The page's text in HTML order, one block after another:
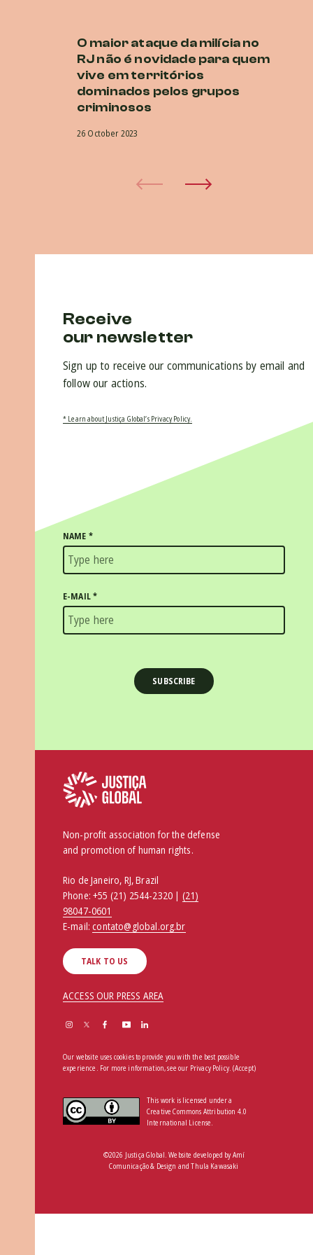
O maior ataque da milícia no
RJ não é novidade para quem
vive em territórios
dominados pelos grupos
criminosos
26 October 2023
Receive
our newsletter
Sign up to receive our communications by email and
follow our actions.
* Learn about Justiça Global’s Privacy Policy.
NAME *
E-MAIL*
Non-profit association for the defense
and promotion of human rights.
Rio de Janeiro, RJ, Brazil
Phone:+55 (21) 2544-2320 | (21)
98047-0601
E-mail:contato@global.org.br
TALK TO US
ACCESS OUR PRESS AREA
Our website uses cookies to provide you with the best possible
experience. For more information, see our Privacy Policy.(Accept)
This work is licensed under a
Creative Commons Attribution 4.0
International License.
©2026 Justiça Global. Website developed byAmí
Comunicação & Design andThula Kawasaki